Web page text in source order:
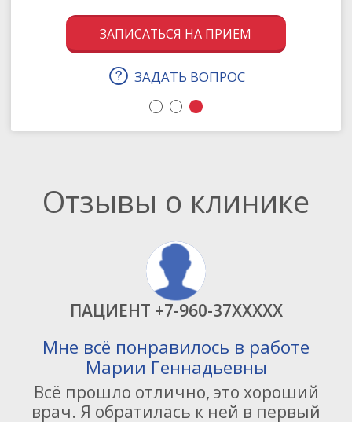
ЗАПИСАТЬСЯ НА ПРИЕМ
ЗАДАТЬ ВОПРОС
1 2 3
Отзывы о клинике
ПАЦИЕНТ +7-960-37XXXXX
Мне всё понравилось в работе
Марии Геннадьевны
Всё прошло отлично, это хороший
врач. Я обратилась к ней в первый